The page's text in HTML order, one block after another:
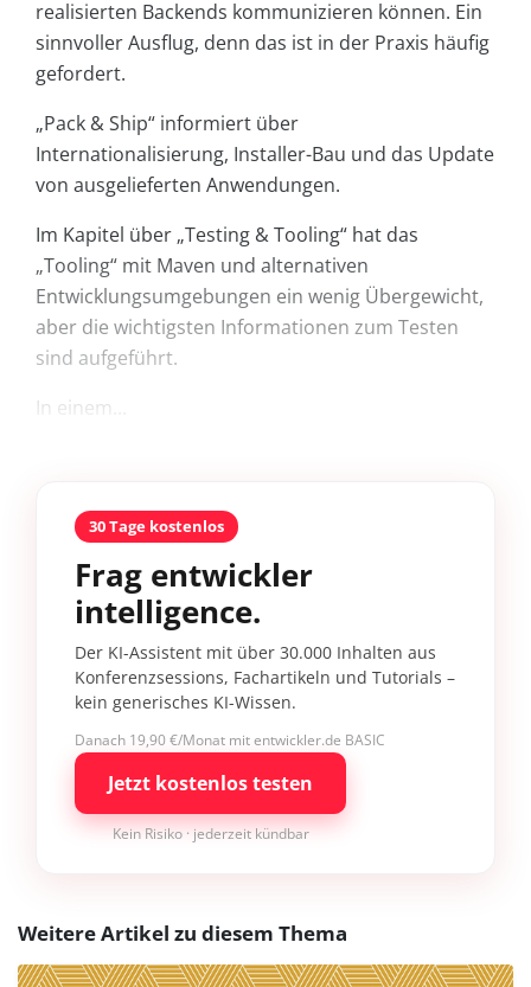
realisierten Backends kommunizieren können. Ein
sinnvoller Ausflug, denn das ist in der Praxis häufig
gefordert.
„Pack & Ship“ informiert über
Internationalisierung, Installer-Bau und das Update
von ausgelieferten Anwendungen.
Im Kapitel über „Testing & Tooling“ hat das
„Tooling“ mit Maven und alternativen
Entwicklungsumgebungen ein wenig Übergewicht,
aber die wichtigsten Informationen zum Testen
sind aufgeführt.
In einem...
30 Tage kostenlos
Frag entwickler
intelligence.
Der KI-Assistent mit über 30.000 Inhalten aus
Konferenzsessions, Fachartikeln und Tutorials –
kein generisches KI-Wissen.
Danach 19,90 €/Monat mit entwickler.de BASIC
Jetzt kostenlos testen
Kein Risiko · jederzeit kündbar
Weitere Artikel zu diesem Thema